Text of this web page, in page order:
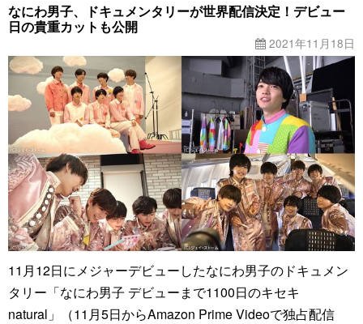
なにわ男子、ドキュメンタリーが世界配信決定！デビュー
日の貴重カットも公開
2021年11月18日
11月12日にメジャーデビューしたなにわ男子のドキュメン
タリー「なにわ男子 デビューまで1100日のキセキ
natural」（11月5日からAmazon Prime Videoで独占配信